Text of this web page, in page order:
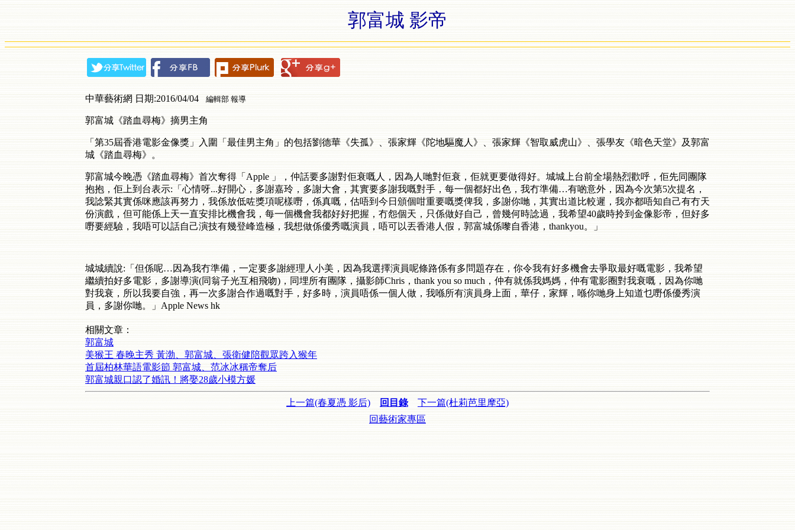
郭富城 影帝
中華藝術網 日期:2016/04/04 編輯部 報導
郭富城《踏血尋梅》摘男主角
「第35屆香港電影金像獎」入圍「最佳男主角」的包括劉德華《失孤》、張家輝《陀地驅魔人》、張家輝《智取威虎山》、張學友《暗色天堂》及郭富
城《踏血尋梅》。
郭富城今晚憑《踏血尋梅》首次奪得「Apple 」，仲話要多謝對佢衰嘅人，因為人哋對佢衰，佢就更要做得好。城城上台前全場熱烈歡呼，佢先同團隊
抱抱，佢上到台表示:「心情呀...好開心，多謝嘉玲，多謝大會，其實要多謝我嘅對手，每一個都好出色，我冇準備…有啲意外，因為今次第5次提名，
我諗緊其實係咪應該再努力，我係放低咗獎項呢樣嘢，係真嘅，估唔到今日頒個咁重要嘅獎俾我，多謝你哋，其實出道比較遲，我亦都唔知自己有冇天
份演戲，但可能係上天一直安排比機會我，每一個機會我都好好把握，冇怨個天，只係做好自己，曾幾何時諗過，我希望40歲時拎到金像影帝，但好多
嘢要經驗，我唔可以話自己演技有幾登峰造極，我想做係優秀嘅演員，唔可以丟香港人假，郭富城係嚟自香港，thankyou。」
城城續說:「但係呢…因為我冇準備，一定要多謝經理人小美，因為我選擇演員呢條路係有多問題存在，你令我有好多機會去爭取最好嘅電影，我希望
繼續拍好多電影，多謝導演(同翁子光互相飛吻)，同埋所有團隊，攝影師Chris，thank you so much，仲有就係我媽媽，仲有電影圈對我衰嘅，因為你哋
對我衰，所以我要自強，再一次多謝合作過嘅對手，好多時，演員唔係一個人做，我喺所有演員身上面，華仔，家輝，喺你哋身上知道乜嘢係優秀演
員，多謝你哋。」Apple News hk
相關文章：
郭富城
美猴王 春晚主秀 黃渤、郭富城、張衛健陪觀眾跨入猴年
首屆柏林華語電影節 郭富城、范冰冰稱帝奪后
郭富城親口認了婚訊！將娶28歲小模方媛
上一篇(春夏憑 影后) 回目錄
下一篇(杜莉芭里摩亞)
回藝術家專區